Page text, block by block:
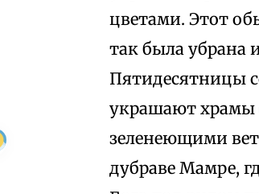
цветами. Этот
так была убрана
Пятидесятницы
украшают храмы
зеленеющими
дубраве Мамре,